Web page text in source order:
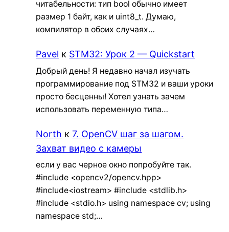
читабельности: тип bool обычно имеет
размер 1 байт, как и uint8_t. Думаю,
компилятор в обоих случаях…
Pavel к STM32: Урок 2 — Quickstart
Добрый день! Я недавно начал изучать
программирование под STM32 и ваши уроки
просто бесценны! Хотел узнать зачем
использовать переменную типа…
North к7. OpenCV шаг за шагом.
Захват видео с камеры
если у вас черное окно попробуйте так.
#include <opencv2/opencv.hpp>
#include<iostream> #include <stdlib.h>
#include <stdio.h> using namespace cv; using
namespace std;…